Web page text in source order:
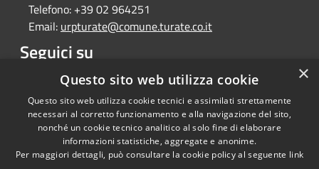
Telefono: +39 02 964251
Email: urpturate@comune.turate.co.it
Seguici su
Whatsapp
Accessibilità
Copyright © 2026 • Comune di
Turate • Powered by
×
Questo sito web utilizza cookie
Questo sito web utilizza cookie tecnici e assimilati strettamente
necessari al corretto funzionamento e alla navigazione del sito,
nonché un cookie tecnico analitico al solo fine di elaborare
informazioni statistiche, aggregate e anonime.
Per maggiori dettagli, può consultare la cookie policy al seguente link